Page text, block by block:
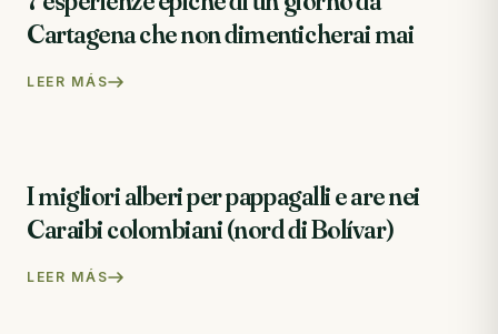
Cartagena che non dimenticherai mai
LEER MÁS
I migliori alberi per pappagalli e are nei
Caraibi colombiani (nord di Bolívar)
LEER MÁS